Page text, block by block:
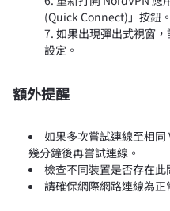
(Quick Connect)」按鈕。
如果出現彈出式視窗
設定。
額外提醒
如果多次嘗試連線至相
幾分鐘後再嘗試連線。
檢查不同裝置是否存在此
請確保網際網路連線為正